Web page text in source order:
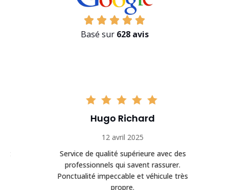
Basé sur 628 avis
Hugo Richard
12 avril 2025
Service de qualité supérieure avec des
professionnels qui savent rassurer.
Ponctualité impeccable et véhicule très
propre.